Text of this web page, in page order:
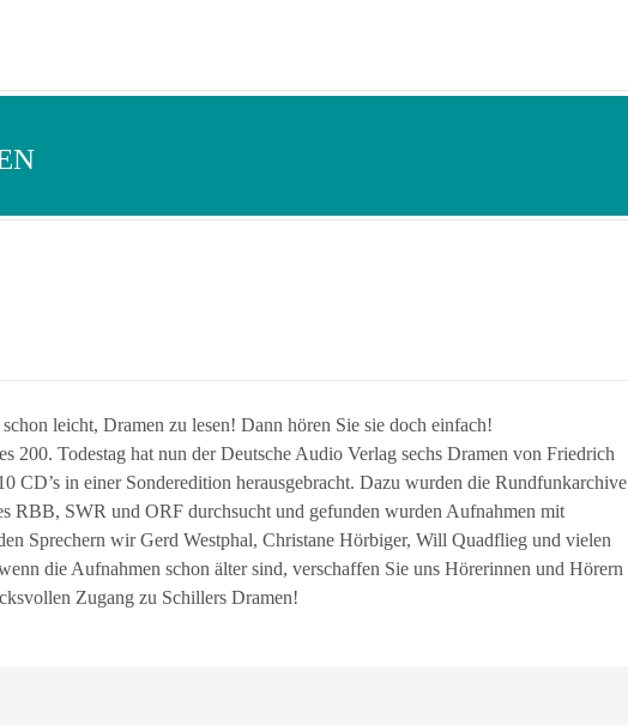
leicht, Dramen zu lesen! Dann hören Sie sie doch einfach!
200. Todestag hat nun der Deutsche Audio Verlag sechs Dramen von Friedrich
CD’s in einer Sonderedition herausgebracht. Dazu wurden die Rundfunkarchive
RBB, SWR und ORF durchsucht und gefunden wurden Aufnahmen mit
Sprechern wir Gerd Westphal, Christane Hörbiger, Will Quadflieg und vielen
die Aufnahmen schon älter sind, verschaffen Sie uns Hörerinnen und Hörern
Zugang zu Schillers Dramen!